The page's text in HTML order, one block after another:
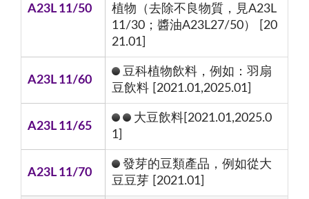
A23L 11/50
植物（去除不良物質，見A23L
11/30；醬油A23L27/50） [20
21.01]
A23L 11/60
豆科植物飲料，例如：羽扇
豆飲料 [2021.01,2025.01]
A23L 11/65
大豆飲料[2021.01,2025.0
1]
A23L 11/70
發芽的豆類產品，例如從大
豆豆芽 [2021.01]